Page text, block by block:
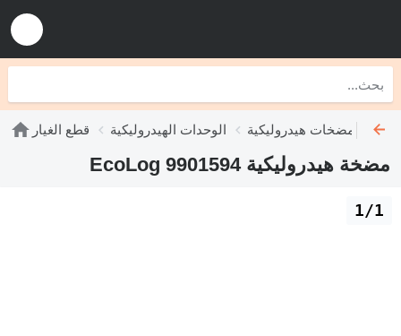
قطع الغيار الوحدات الهيدروليكية مضخات هيدروليكية
مضخة هيدروليكية EcoLog 9901594
1/1